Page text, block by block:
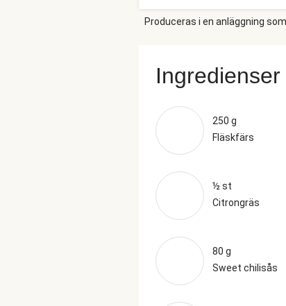
Produceras i en anläggning
Ingredienser
250 g
Fläskfärs
½ st
Citrongräs
80 g
Sweet chilisås